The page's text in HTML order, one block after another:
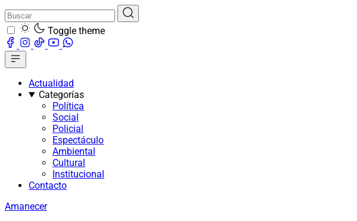
Toggle theme
Actualidad
Categorías
Política
Social
Policial
Espectáculo
Ambiental
Cultural
Institucional
Contacto
Amanecer